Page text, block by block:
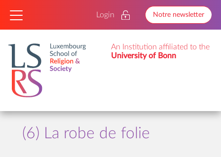
An Institution affiliated to the
University of Bonn
Login Notre newsletter
(6) La robe de folie